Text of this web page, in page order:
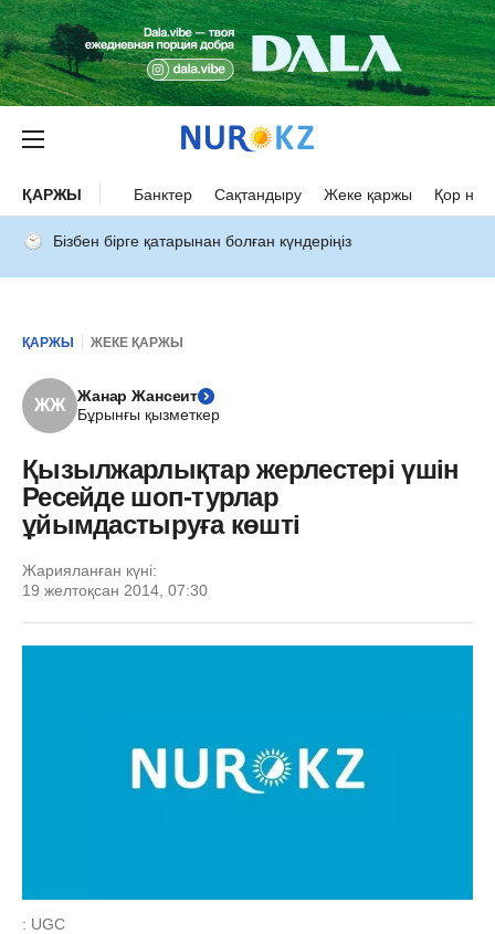
ҚАРЖЫ Банктер Сақтандыру Жеке қаржы Қор
Бізбен бірге қатарынан болған күндеріңіз
ҚАРЖЫ ЖЕКЕ ҚАРЖЫ
ЖЖ
Жанар Жансеит
Бұрынғы қызметкер
Қызылжарлықтар жерлестері үшін
Ресейде шоп-турлар
ұйымдастыруға көшті
Жарияланған күні:
19 желтоқсан 2014, 07:30
: UGC